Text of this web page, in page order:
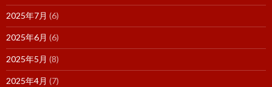
2025年7月 (6)
2025年6月 (6)
2025年5月 (8)
2025年4月 (7)